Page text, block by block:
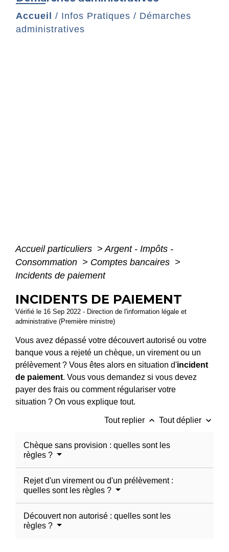
Accueil / Infos Pratiques / Démarches
administratives
Accueil particuliers > Argent - Impôts -
Consommation > Comptes bancaires >
Incidents de paiement
INCIDENTS DE PAIEMENT
Vérifié le 16 Sep 2022 - Direction de l'information légale et
administrative (Première ministre)
Vous avez dépassé votre découvert autorisé ou votre
banque vous a rejeté un chèque, un virement ou un
prélèvement ? Vous êtes alors en situation d'incident
de paiement. Vous vous demandez si vous devez
payer des frais ou comment régulariser votre
situation ? On vous explique tout.
Tout replier keyboard_arrow_up Tout déplier keyboard_arrow_down
Chèque sans provision : quelles sont les
règles ?
Rejet d'un virement ou d'un prélèvement :
quelles sont les règles ?
Découvert non autorisé : quelles sont les
règles ?